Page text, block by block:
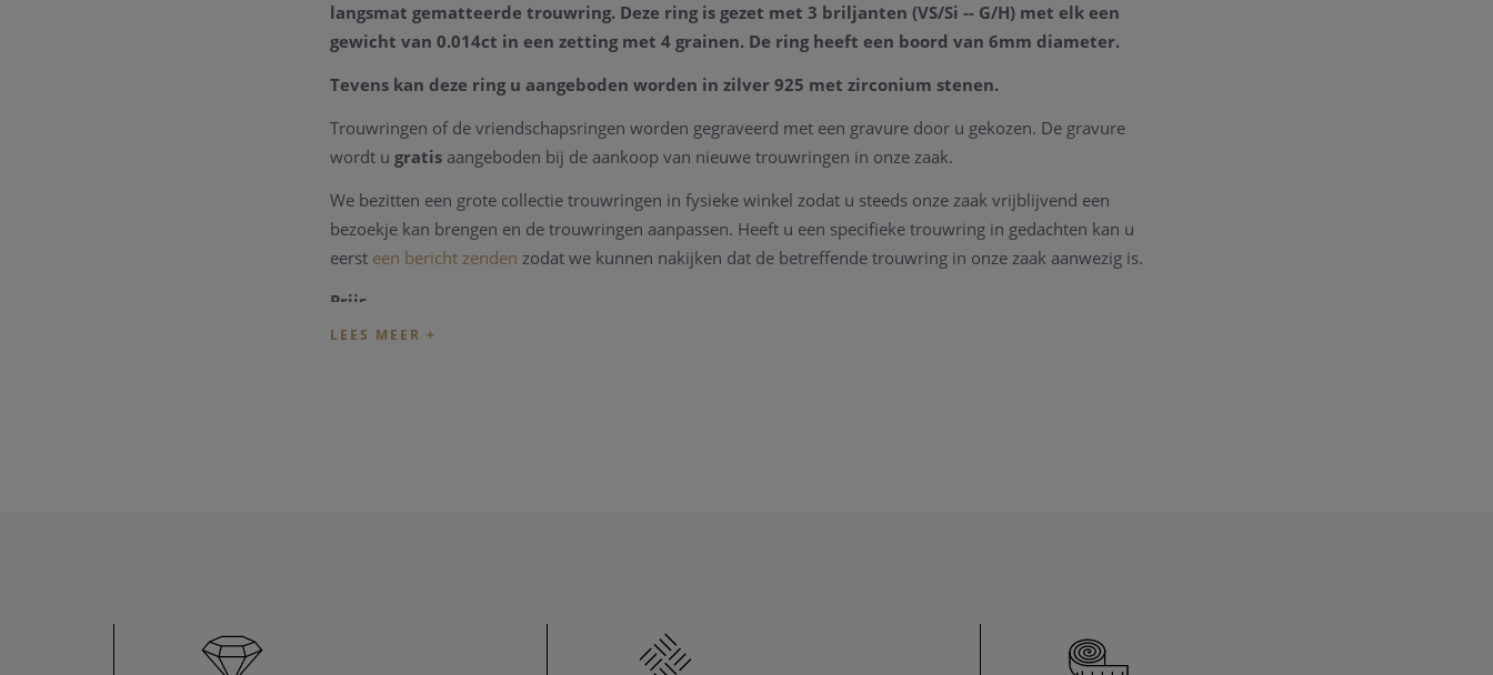
langsmat gematteerde trouwring. Deze ring is gezet met 3 briljanten (VS/Si -- G/H) met elk een
gewicht van 0.014ct in een zetting met 4 grainen. De ring heeft een boord van 6mm diameter.
Tevens kan deze ring u aangeboden worden in zilver 925 met zirconium stenen.
Trouwringen of de vriendschapsringen worden gegraveerd met een gravure door u gekozen. De gravure
wordt u gratis aangeboden bij de aankoop van nieuwe trouwringen in onze zaak.
We bezitten een grote collectie trouwringen in fysieke winkel zodat u steeds onze zaak vrijblijvend een
bezoekje kan brengen en de trouwringen aanpassen. Heeft u een specifieke trouwring in gedachten kan u
eerst een bericht zenden zodat we kunnen nakijken dat de betreffende trouwring in onze zaak aanwezig is.
Prijs
De prijzen van de trouwringen volgen de dag (goud) prijs en schommelen regelmatig. U kan de correcte
Wil je graag dat je partner je ring draagt? Toon aan iedereen in je omgeving dat jullie een koppel zijn door het